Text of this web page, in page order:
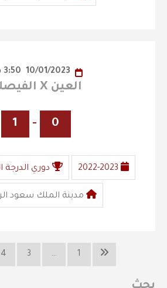
العين X الفيصلي
0
-
1
2022-2023 دوري الدرجة
مدينة الملك سعود
1
…
3
4